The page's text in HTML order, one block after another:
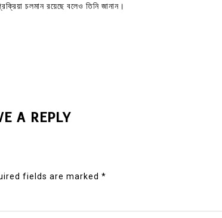
চলমান রয়েছে বলেও তিনি জানান।
A REPLY
fields are marked *